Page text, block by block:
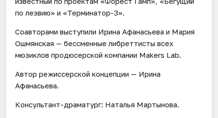
по лезвию» и «Терминатор-3».
Соавторами выступили Ирина Афанасьева и Мария
Ошмянская — бессменные либреттисты всех
мюзиклов продюсерской компании Makers Lab.
Автор режиссерской концепции — Ирина
Афанасьева.
Консультант-драматург: Наталья Мартынова.